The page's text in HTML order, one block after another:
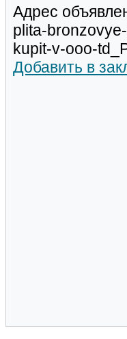
Адрес
plita-
kupit-v-ooo-
Добавить в